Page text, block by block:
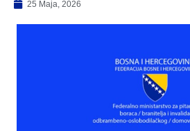
25 Maja, 2026